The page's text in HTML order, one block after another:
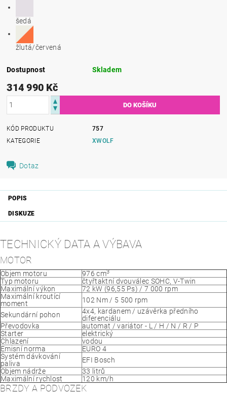
šedá
žlutá/červená
Dostupnost Skladem
314 990 Kč
KÓD PRODUKTU
757
KATEGORIE
XWOLF
Dotaz
POPIS
DISKUZE
TECHNICKÝ DATA A VÝBAVA
MOTOR
Objem motoru 976 cm3
Typ motoru
čtyřtaktní dvouválec SOHC, V-Twin
Maximální výkon
72 kW (96,55 Ps) / 7 000 rpm
Maximální kroutící
moment
102 Nm / 5 500 rpm
Sekundární pohon
4x4, kardanem / uzávěrka předního
diferenciálu
Převodovka
automat / variátor - L / H / N / R / P
Starter
elektrický
Chlazení
vodou
Emisní norma
EURO 4
Systém dávkování
paliva
EFI Bosch
Objem nádrže
33 litrů
Maximální rychlost
120 km/h
BRZDY A PODVOZEK